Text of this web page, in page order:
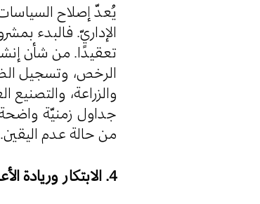
يُعدّ إصلاح
الإداريّ. فالبدء
تعقيدًا. من شأن
الرخص، وتسجيل
والزراعة،
جداول زمنيّة
من حالة عدم اليقين.
4. الابتكار وريادة الأعمال